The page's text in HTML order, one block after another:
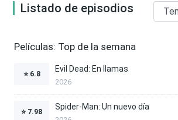
Listado de episodios
Películas: Top de la semana
⭐ 6.8
Evil Dead: En llamas
2026
⭐ 7.98
Spider-Man: Un nuevo día